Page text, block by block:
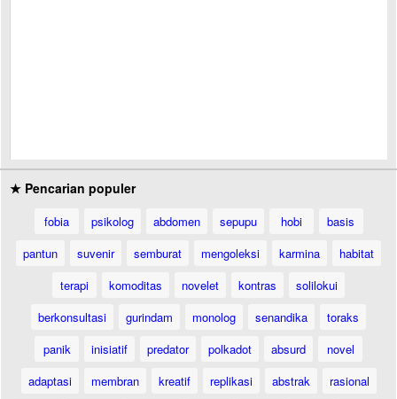
★ Pencarian populer
fobia psikolog abdomen sepupu hobi
basis
pantun
suvenir semburat mengoleksi karmina
habitat
terapi
komoditas novelet kontras
solilokui
berkonsultasi
gurindam monolog senandika
toraks
panik
inisiatif predator polkadot absurd
novel
adaptasi
membran kreatif replikasi abstrak
rasional